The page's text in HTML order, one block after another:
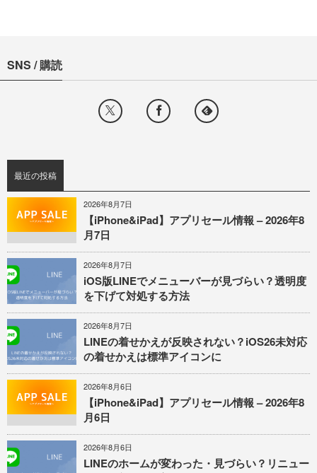
SNS / 購読
最近の投稿
2026年8月7日
【iPhone&iPad】アプリセール情報 – 2026年8
月7日
2026年8月7日
iOS版LINEでメニューバーが見づらい？透明度
を下げて対処する方法
2026年8月7日
LINEの着せかえが反映されない？iOS26未対応
の着せかえは標準アイコンに
2026年8月6日
【iPhone&iPad】アプリセール情報 – 2026年8
月6日
2026年8月6日
LINEのホームが変わった・見づらい？リニュー